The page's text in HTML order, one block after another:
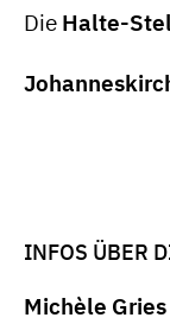
Die Halte-
INFOS ÜBER
Michèle Gries